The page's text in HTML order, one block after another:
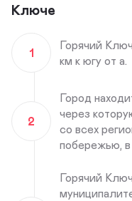
Ключе
1
Горячий
км к югу от а.
2
Город
через
со всех
побережью,
Горячий